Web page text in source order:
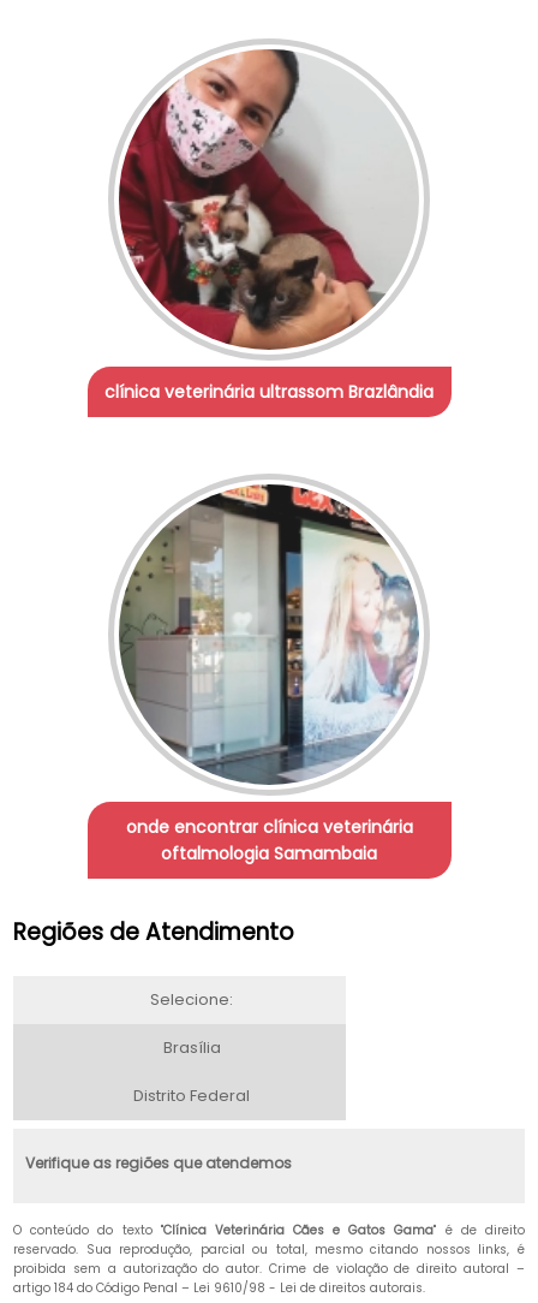
clínica veterinária ultrassom Brazlândia
onde encontrar clínica veterinária
oftalmologia Samambaia
Regiões de Atendimento
Selecione:
Brasília
Distrito Federal
Verifique as regiões que atendemos
O conteúdo do texto "Clínica Veterinária Cães e Gatos Gama" é de direito
reservado. Sua reprodução, parcial ou total, mesmo citando nossos links, é
proibida sem a autorização do autor. Crime de violação de direito autoral –
artigo 184 do Código Penal – Lei 9610/98 - Lei de direitos autorais.